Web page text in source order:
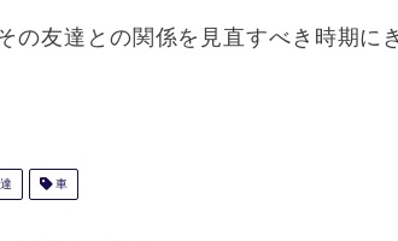
の友達との関係を見直すべき時期に
車